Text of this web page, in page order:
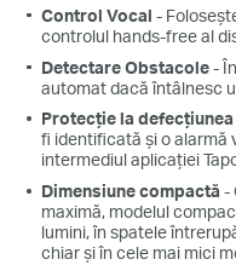
Control Vocal -
controlul hands-free al
Detectare Obstacole-
automat dacă întâlnesc
Protecție la
fi identificată și o alarmă
intermediul aplicației
Dimensiune compactă -
maximă, modelul
lumini, în spatele
chiar și în cele mai mici